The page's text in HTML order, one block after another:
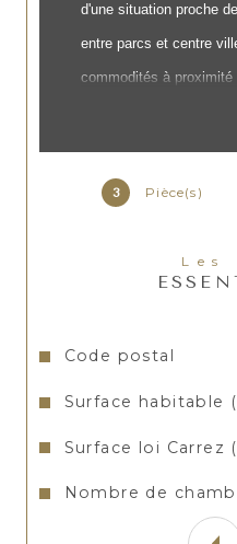
3 Pièce(s)
Caractéristiques Valeurs
Code postal
Surface habitable
Surface loi Carrez
Nombre de
d'une situation proche
entre parcs et centre
commodités à
exposé sont disponibles